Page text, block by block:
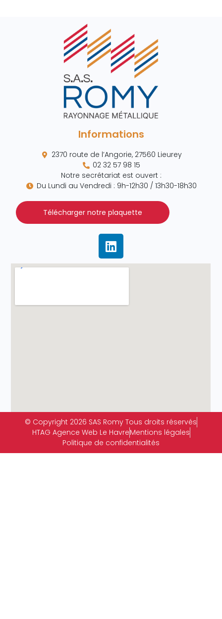
Informations
2370 route de l’Angorie, 27560 Lieurey
02 32 57 98 15
Notre secrétariat est ouvert :
Du Lundi au Vendredi : 9h-12h30 / 13h30-18h30
Télécharger notre plaquette
© Copyright 2026 SAS Romy Tous droits réservés
HTAG Agence Web Le HavreMentions légales
Politique de confidentialités